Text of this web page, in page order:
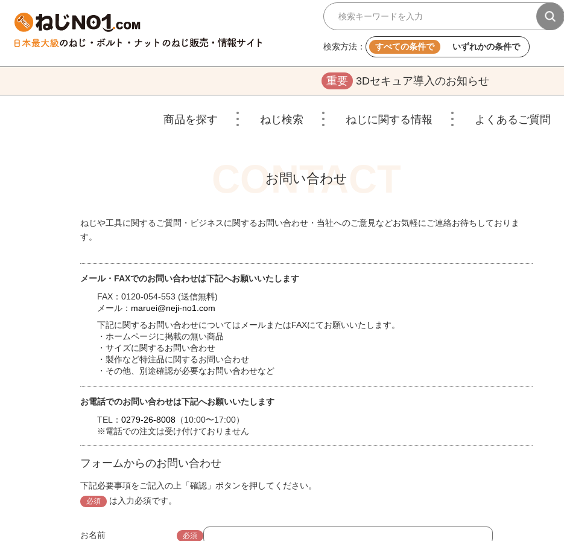
検索方法： すべての条件で いずれかの条件で
重要 3Dセキュア導入のお知らせ
商品を探す ねじ検索 ねじに関する情報 よくあるご質問
お問い合わせ
ねじや工具に関するご質問・ビジネスに関するお問い合わせ・当社へのご意見などお気軽にご連絡お待ちしておりま
す。
メール・FAXでのお問い合わせは下記へお願いいたします
FAX：0120-054-553 (送信無料)
メール： maruei@neji-no1.com
下記に関するお問い合わせについてはメールまたはFAXにてお願いいたします。
・ホームページに掲載の無い商品
・サイズに関するお問い合わせ
・製作など特注品に関するお問い合わせ
・その他、別途確認が必要なお問い合わせなど
お電話でのお問い合わせは下記へお願いいたします
TEL： 0279-26-8008 （10:00〜17:00）
※電話での注文は受け付けておりません
フォームからのお問い合わせ
下記必要事項をご記入の上「確認」ボタンを押してください。
必須 は入力必須です。
お名前 必須